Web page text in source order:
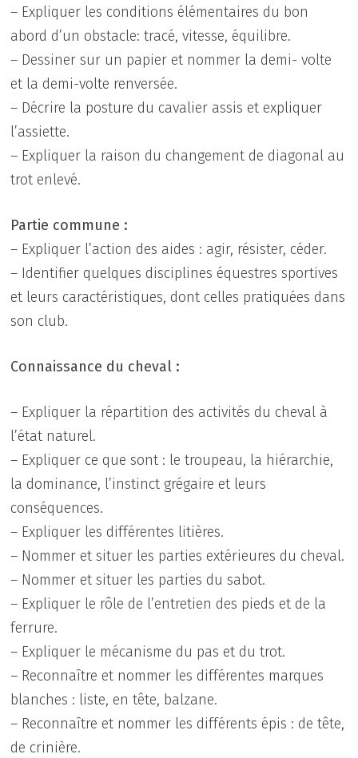
– Expliquer les conditions élémentaires du bon
abord d’un obstacle: tracé, vitesse, équilibre.
– Dessiner sur un papier et nommer la demi- volte
et la demi-volte renversée.
– Décrire la posture du cavalier assis et expliquer
l’assiette.
– Expliquer la raison du changement de diagonal au
trot enlevé.
Partie commune :
– Expliquer l’action des aides : agir, résister, céder.
– Identifier quelques disciplines équestres sportives
et leurs caractéristiques, dont celles pratiquées dans
son club.
Connaissance du cheval :
– Expliquer la répartition des activités du cheval à
l’état naturel.
– Expliquer ce que sont : le troupeau, la hiérarchie,
la dominance, l’instinct grégaire et leurs
conséquences.
– Expliquer les différentes litières.
– Nommer et situer les parties extérieures du cheval.
– Nommer et situer les parties du sabot.
– Expliquer le rôle de l’entretien des pieds et de la
ferrure.
– Expliquer le mécanisme du pas et du trot.
– Reconnaître et nommer les différentes marques
blanches : liste, en tête, balzane.
– Reconnaître et nommer les différents épis : de tête,
de crinière.